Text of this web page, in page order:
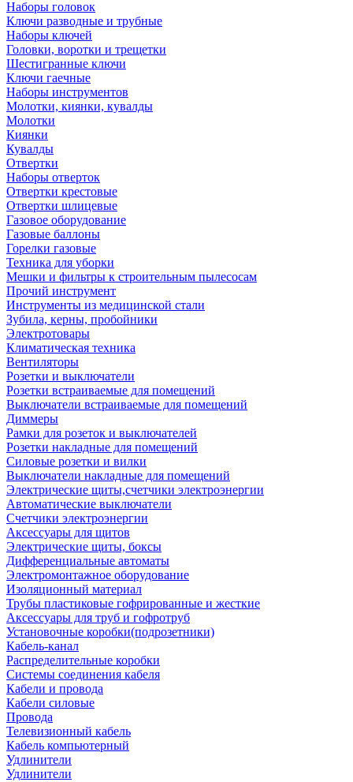
Наборы головок
Ключи разводные и трубные
Наборы ключей
Головки, воротки и трещетки
Шестигранные ключи
Ключи гаечные
Наборы инструментов
Молотки, киянки, кувалды
Молотки
Киянки
Кувалды
Отвертки
Наборы отверток
Отвертки крестовые
Отвертки шлицевые
Газовое оборудование
Газовые баллоны
Горелки газовые
Техника для уборки
Мешки и фильтры к строительным пылесосам
Прочий инструмент
Инструменты из медицинской стали
Зубила, керны, пробойники
Электротовары
Климатическая техника
Вентиляторы
Розетки и выключатели
Розетки встраиваемые для помещений
Выключатели встраиваемые для помещений
Диммеры
Рамки для розеток и выключателей
Розетки накладные для помещений
Силовые розетки и вилки
Выключатели накладные для помещений
Электрические щиты,счетчики электроэнергии
Автоматические выключатели
Счетчики электроэнергии
Аксессуары для щитов
Электрические щиты, боксы
Дифференциальные автоматы
Электромонтажное оборудование
Изоляционный материал
Трубы пластиковые гофрированные и жесткие
Аксессуары для труб и гофротруб
Установочные коробки(подрозетники)
Кабель-канал
Распределительные коробки
Системы соединения кабеля
Кабели и провода
Кабели силовые
Провода
Телевизионный кабель
Кабель компьютерный
Удлинители
Удлинители